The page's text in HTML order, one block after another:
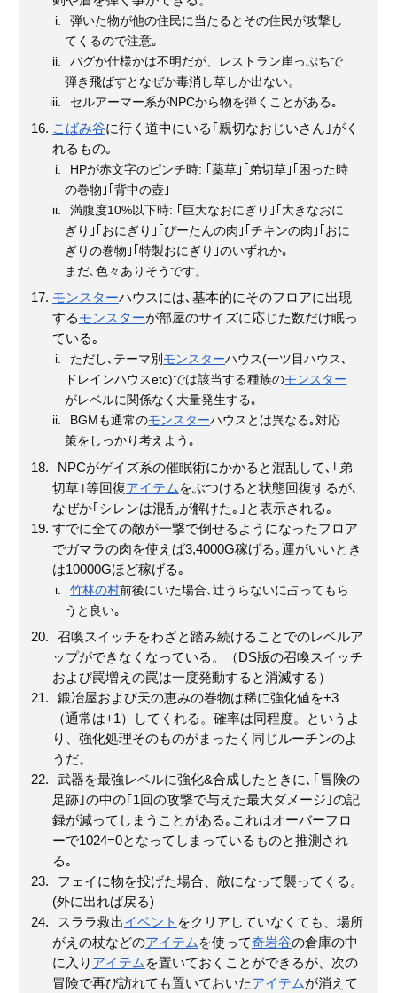
弾いた物が他の住民に当たるとその住民が攻撃し
てくるので注意｡
バグか仕様かは不明だが、レストラン崖っぷちで
弾き飛ばすとなぜか毒消し草しか出ない。
セルアーマー系がNPCから物を弾くことがある｡
こばみ谷に行く道中にいる｢親切なおじいさん｣がく
れるもの｡
HPが赤文字のピンチ時: ｢薬草｣｢弟切草｣｢困った時
の巻物｣｢背中の壺｣
満腹度10%以下時: ｢巨大なおにぎり｣｢大きなおに
ぎり｣｢おにぎり｣｢ぴーたんの肉｣｢チキンの肉｣｢おに
ぎりの巻物｣｢特製おにぎり｣のいずれか｡
まだ､色々ありそうです。
モンスターハウスには､基本的にそのフロアに出現
するモンスターが部屋のサイズに応じた数だけ眠っ
ている｡
ただし､テーマ別 モンスターハウス(一ツ目ハウス､
ドレインハウスetc)では該当する種族のモンスター
がレベルに関係なく大量発生する｡
BGMも通常のモンスターハウスとは異なる｡対応
策をしっかり考えよう｡
NPCがゲイズ系の催眠術にかかると混乱して､｢弟
切草｣等回復アイテム をぶつけると状態回復するが､
なぜか｢シレンは混乱が解けた｡｣と表示される｡
すでに全ての敵が一撃で倒せるようになったフロア
でガマラの肉を使えば3,4000G稼げる｡運がいいとき
は10000Gほど稼げる｡
竹林の村前後にいた場合､辻うらないに占ってもら
うと良い｡
召喚スイッチをわざと踏み続けることでのレベルア
ップができなくなっている。（DS版の召喚スイッチ
および罠増えの罠は一度発動すると消滅する）
鍛冶屋および天の恵みの巻物は稀に強化値を+3
（通常は+1）してくれる。確率は同程度。というよ
り、強化処理そのものがまったく同じルーチンのよ
うだ。
武器を最強レベルに強化&合成したときに､｢冒険の
足跡｣の中の｢1回の攻撃で与えた最大ダメージ｣の記
録が減ってしまうことがある｡これはオーバーフロ
ーで1024=0となってしまっているものと推測され
る｡
フェイに物を投げた場合、敵になって襲ってくる。
(外に出れば戻る)
スララ救出イベント をクリアしていなくても、場所
がえの杖などのアイテム を使って奇岩谷の倉庫の中
に入り アイテム を置いておくことができるが、次の
冒険で再び訪れても置いておいたアイテムが消えて